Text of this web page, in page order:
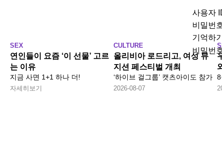
SEX
연인들이 요즘 ‘이 선물’ 고르
는 이유
지금 사면 1+1 하나 더!
자세히보기
사용자
비밀번
기억하
비밀번
CULTURE
올리비아 로드리고, 여성 뮤
지션 페스티벌 개최
‘하이브 걸그룹’ 캣츠아이도 참가
2026-08-07